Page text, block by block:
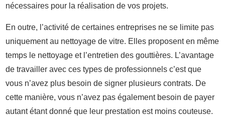
nécessaires pour la réalisation de vos projets.
En outre, l’activité de certaines entreprises ne se limite pas
uniquement au nettoyage de vitre. Elles proposent en même
temps le nettoyage et l’entretien des gouttières. L’avantage
de travailler avec ces types de professionnels c’est que
vous n’avez plus besoin de signer plusieurs contrats. De
cette manière, vous n’avez pas également besoin de payer
autant étant donné que leur prestation est moins couteuse.